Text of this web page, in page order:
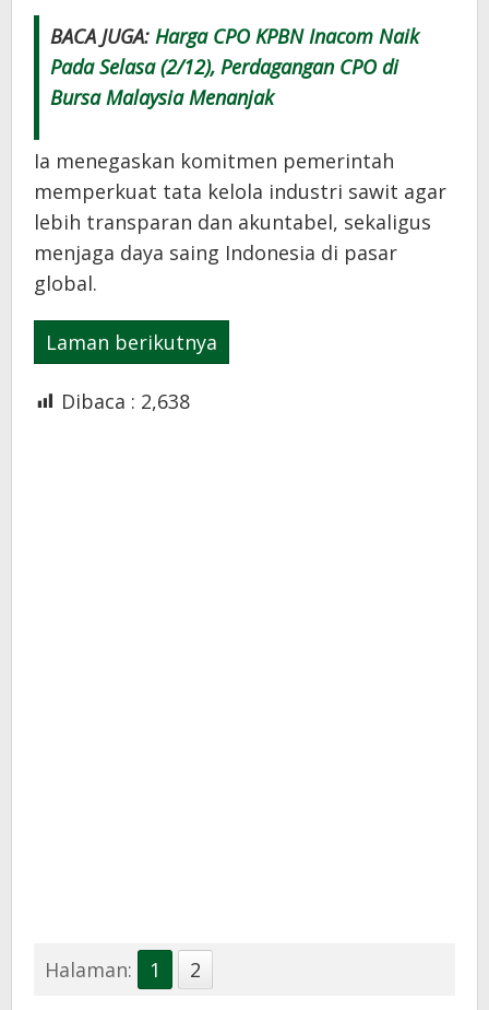
BACA JUGA: Harga CPO KPBN Inacom Naik
Pada Selasa (2/12), Perdagangan CPO di
Bursa Malaysia Menanjak
Ia menegaskan komitmen pemerintah
memperkuat tata kelola industri sawit agar
lebih transparan dan akuntabel, sekaligus
menjaga daya saing Indonesia di pasar
global.
Laman berikutnya
Dibaca : 2,638
Halaman: 1 2